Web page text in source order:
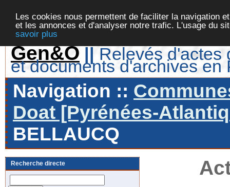
Les cookies nous permettent de faciliter la navigation
et les annonces et d'analyser notre trafic. L'usage du
savoir plus
Gen&O || Relevés d'actes
et documents d'archives en
Navigation ::
Doat [Pyrénées-
BELLAUCQ
Recherche directe